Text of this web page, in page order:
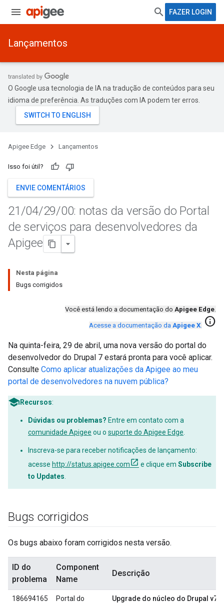
FAZER LOGIN
Lançamentos
O Google usa tecnologia de IA na tradução de conteúdos para seu
idioma de preferência. As traduções com IA podem ter erros.
Apigee Edge Lançamentos
Isso foi útil?
ENVIE COMENTÁRIOS
21 /04/29/00: notas da versão do Portal
de serviços para desenvolvedores da
Apigee
Nesta página
Bugs corrigidos
Você está lendo a documentação do Apigee Edge.
Acesse a documentação da Apigee X. info
Na quinta-feira, 29 de abril, uma nova versão do portal do
desenvolvedor do Drupal 7 estará pronta para você aplicar.
Consulte Como aplicar atualizações da Apigee ao meu
portal de desenvolvedores na nuvem pública?
Recursos:
Dúvidas ou problemas? Entre em contato com a
comunidade Apigee ou o suporte do Apigee Edge
Inscreva-se para receber notificações de lançamento:
acesse http://status.apigee.com e clique em Subscribe
to Updates
Bugs corrigidos
Os bugs abaixo foram corrigidos nesta versão.
ID do
problema
Component
Name
Descrição
186694165
Portal do
Upgrade do núcleo do Drupal